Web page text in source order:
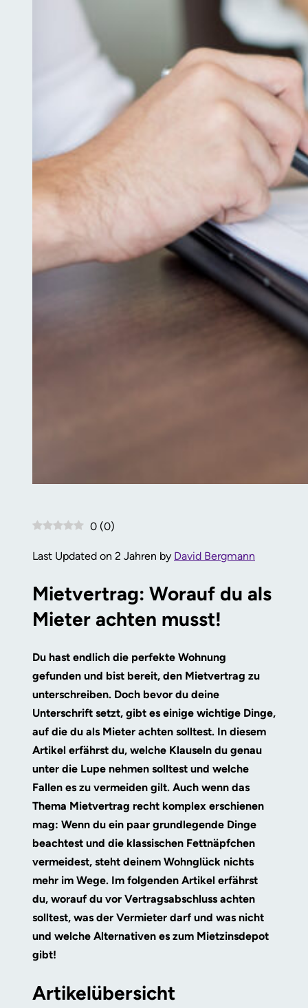
0 (0)
Last Updated on 2 Jahren by David Bergmann
Mietvertrag: Worauf du als
Mieter achten musst!
Du hast endlich die perfekte Wohnung
gefunden und bist bereit, den Mietvertrag zu
unterschreiben. Doch bevor du deine
Unterschrift setzt, gibt es einige wichtige Dinge,
auf die du als Mieter achten solltest. In diesem
Artikel erfährst du, welche Klauseln du genau
unter die Lupe nehmen solltest und welche
Fallen es zu vermeiden gilt. Auch wenn das
Thema Mietvertrag recht komplex erschienen
mag: Wenn du ein paar grundlegende Dinge
beachtest und die klassischen Fettnäpfchen
vermeidest, steht deinem Wohnglück nichts
mehr im Wege. Im folgenden Artikel erfährst
du, worauf du vor Vertragsabschluss achten
solltest, was der Vermieter darf und was nicht
und welche Alternativen es zum Mietzinsdepot
gibt!
Artikelübersicht